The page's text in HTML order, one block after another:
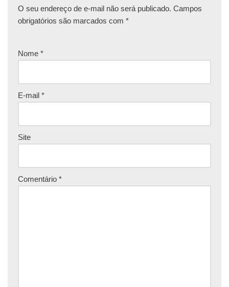
O seu endereço de e-mail não será publicado. Campos
obrigatórios são marcados com *
Nome *
E-mail *
Site
Comentário *